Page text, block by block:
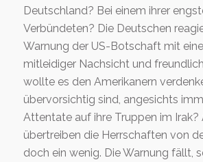
Deutschland? Bei einem ihrer
Verbündeten? Die Deutschen
Warnung der US-Botschaft mit
mitleidiger Nachsicht und
wollte es den Amerikanern
übervorsichtig sind, angesichts
Attentate auf ihre Truppen im Irak?
übertreiben die Herrschaften von
doch ein wenig. Die Warnung fällt,